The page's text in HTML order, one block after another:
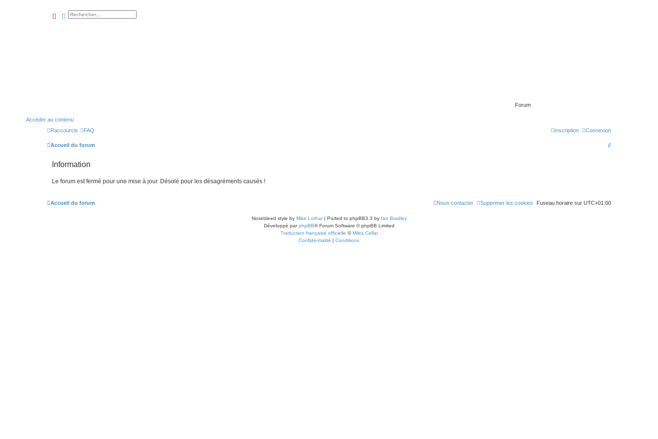
Forum
Accéder au contenu
rechercher
rechercheavancée
Raccourcis FAQ Connexion
Inscription
Accueil du forum
R
r
Information
Le forum est fermé pour une mise à jour. Désolé pour les désagréments causés !
Accueil du forum Fuseau horaire sur UTC+01:00
Supprimer les cookies
Nous contacter
Nosebleed style by Mike Lothar| Ported to phpBB3.3 by Ian Bradley
Développé parphpBB® Forum Software © phpBB Limited
Traduction française officielle ©Miles Cellar
Confidentialité | Conditions